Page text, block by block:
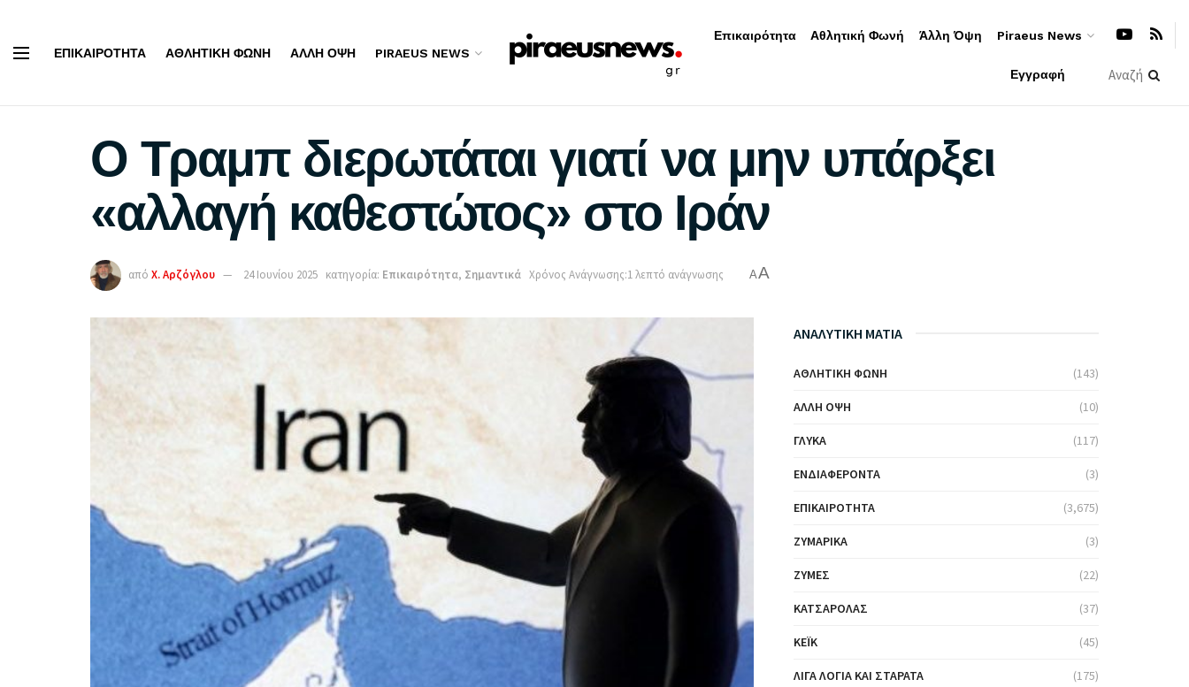
ΕΠΙΚΑΙΡΌΤΗΤΑ ΑΘΛΗΤΙΚΉ ΦΩΝΉ ΆΛΛΗ ΌΨΗ PIRAEUS NEWS
Επικαιρότητα Αθλητική Φωνή Άλλη Όψη Piraeus News
Εγγραφή
Ο Τραμπ διερωτάται γιατί να μην υπάρξει
«αλλαγή καθεστώτος» στο Ιράν
από Χ. Αρζόγλου 24 Ιουνίου 2025 κατηγορία: Επικαιρότητα, Σημαντικά Χρόνος Ανάγνωσης:1 λεπτό ανάγνωσης AA
ΑΝΑΛΥΤΙΚΗ ΜΑΤΙΑ
ΑΘΛΗΤΙΚΉ ΦΩΝΉ (143)
ΆΛΛΗ ΌΨΗ (10)
ΓΛΥΚΆ (117)
ΕΝΔΙΑΦΈΡΟΝΤΑ (3)
ΕΠΙΚΑΙΡΌΤΗΤΑ (3,675)
ΖΥΜΑΡΙΚΆ (3)
ΖΎΜΕΣ (22)
ΚΑΤΣΑΡΌΛΑΣ (37)
ΚΈΙΚ (45)
ΛΊΓΑ ΛΌΓΙΑ ΚΑΙ ΣΤΑΡΆΤΑ (175)